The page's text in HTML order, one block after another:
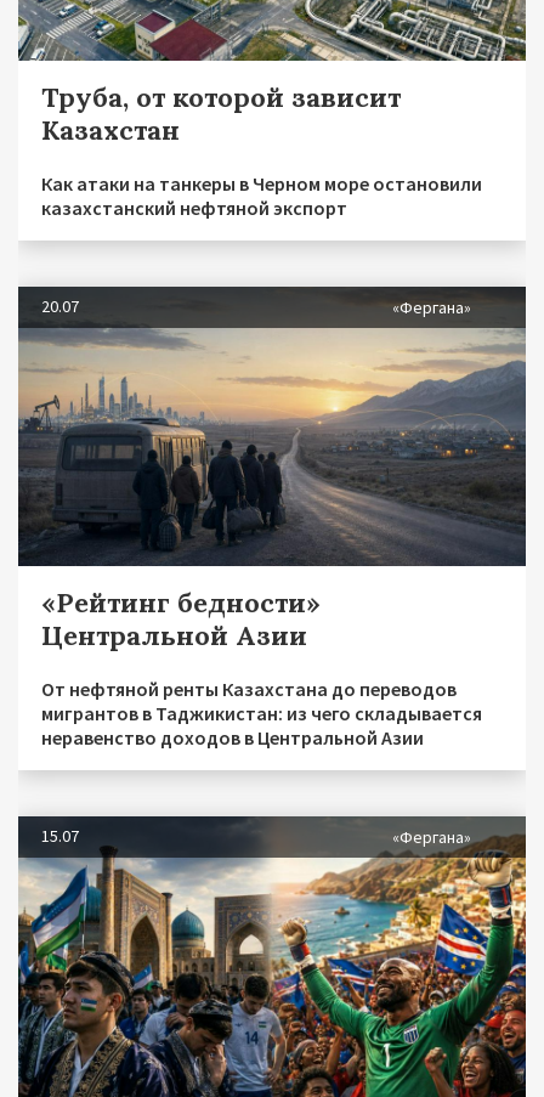
Труба, от которой зависит
Казахстан
Как атаки на танкеры в Черном море остановили
казахстанский нефтяной экспорт
20.07 «Фергана»
«Рейтинг бедности»
Центральной Азии
От нефтяной ренты Казахстана до переводов
мигрантов в Таджикистан: из чего складывается
неравенство доходов в Центральной Азии
15.07 «Фергана»